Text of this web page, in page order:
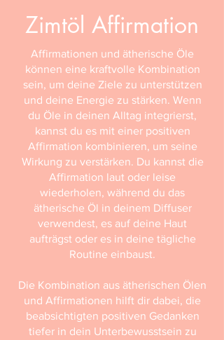
Zimtöl Affirmation
Affirmationen und ätherische Öle
können eine kraftvolle Kombination
sein, um deine Ziele zu unterstützen
und deine Energie zu stärken. Wenn
du Öle in deinen Alltag integrierst,
kannst du es mit einer positiven
Affirmation kombinieren, um seine
Wirkung zu verstärken. Du kannst die
Affirmation laut oder leise
wiederholen, während du das
ätherische Öl in deinem Diffuser
verwendest, es auf deine Haut
aufträgst oder es in deine tägliche
Routine einbaust.
Die Kombination aus ätherischen Ölen
und Affirmationen hilft dir dabei, die
beabsichtigten positiven Gedanken
tiefer in dein Unterbewusstsein zu